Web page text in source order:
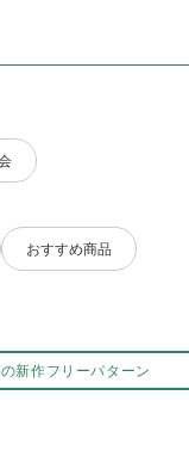
おすすめ商品
新作フリーパターン